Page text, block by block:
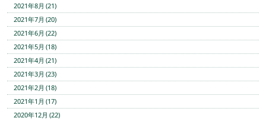
2021年8月 (21)
2021年7月 (20)
2021年6月 (22)
2021年5月 (18)
2021年4月 (21)
2021年3月 (23)
2021年2月 (18)
2021年1月 (17)
2020年12月 (22)